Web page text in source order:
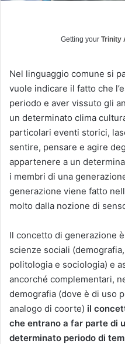
Getting your Trinity
Nel linguaggio comune si
vuole indicare il fatto che
periodo e aver vissuto gli
un determinato clima
particolari eventi storici,
sentire, pensare e agire
appartenere a un
i membri di una
generazione viene fatto
molto dalla nozione di
Il concetto di generazione
scienze sociali
politologia e sociologia) e
ancorché complementari,
demografia (dove è di uso
analogo di coorte) il
che entrano a far parte di
determinato periodo di